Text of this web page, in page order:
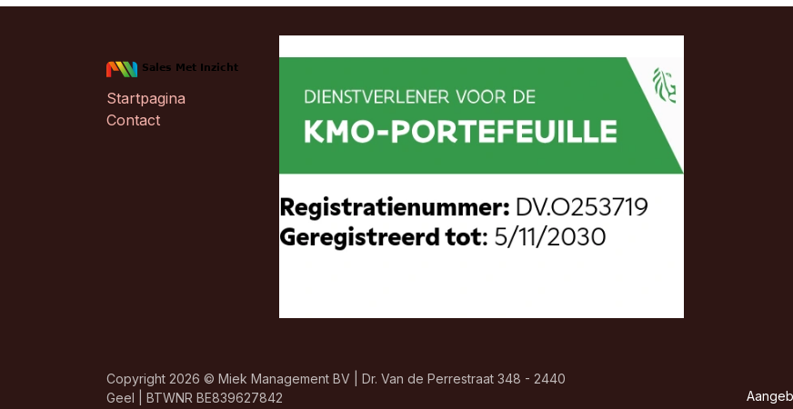
Startpagina
Contact
Copyright 2026 © Miek Management BV | Dr. Van de Perrestraat 348 - 2440
Geel | BTWNR BE839627842